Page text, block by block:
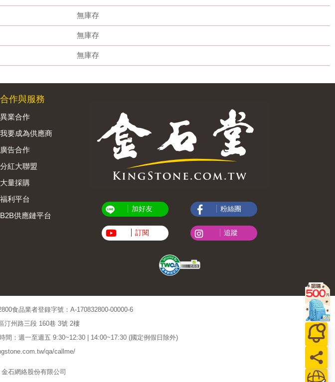
無庫存
無庫存
無庫存
合作與服務
異業合作
我要成為供應商
廣告合作
分紅大聯盟
大量採購
福利平台
B2B供應鏈平台
加好友
訂閱
粉絲團
追蹤
食品業者登錄字號：A-170832800-00000-6
汀州路三段 160巷 3號 2樓
間：週一至週五 9:30~12:30 | 14:00~17:30 (國定例假日除外)
qa/callme/
石網絡股份有限公司